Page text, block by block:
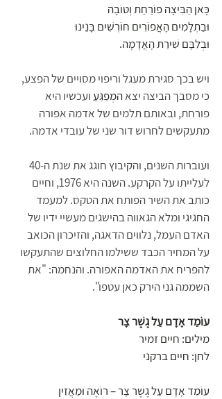
כָּאן הַבִּיצָה פוֹרַחַת וְטוֹבָה
וּבַתְלָמִים הָאֲפוֹרִים חוֹרְשִׁים בָּנֵינוּ
וּבְלִבָּם שִׁירַת הָאֲדָמָה.
ויש בכך סגירת מעגל וריפוי מסויים של הפצע,
כי מסבך הביצה יצא המְפַגֵּעַ ועכשיו היא
פורחת, ובאותם תלמים של אדמה אפורה
מתעקשים לחרוש דור שני של עובדי אדמה.
לעלייתו על הקרקע. השנה היא 1976, וחיים
כותב את השיר הפותח את הטקס. למעמד
החגיגי ומלא הגאווה בהישגים מעשיי ידיו של
האדם העמל, נלווים הדאגה, והזיכרון הכואב
על המחיר הכבד ששילמו החלוצים שהתעקשו
להפריח את האדמה האפורה. והנחמה: "את
השממה גני הירק כאן עטפו".
עוֹמֵד אָדָם עַל גֶשֶׁר צָר
מילים: חיים זמיר
לחן: חיים ברקני
עוֹמֵד אָדָם עַל גֶשֶׁר צָר – רוֹאֶה וּמַאֲזִין